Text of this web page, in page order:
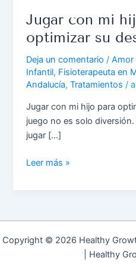
Jugar con mi
optimizar su
Deja un comentario /Amor
Infantil, Fisioterapeuta en
Andalucía,Tratamientos /
Jugar con mi hijo para
juego no es solo
jugar […]
Leer más »
Copyright © 2026 Healthy
| Healthy